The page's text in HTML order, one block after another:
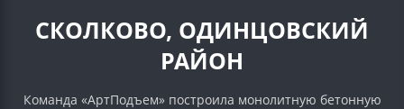
СКОЛКОВО, ОДИНЦОВСКИЙ
РАЙОН
Команда «АртПодъем» построила монолитную бетонную